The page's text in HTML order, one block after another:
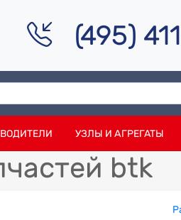
(495)
УЗЛЫ И АГРЕГАТЫ
btk